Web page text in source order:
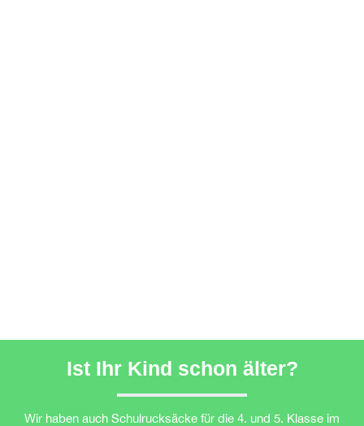
Ist Ihr Kind schon älter?
Wir haben auch Schulrucksäcke für die 4. und 5. Klasse im